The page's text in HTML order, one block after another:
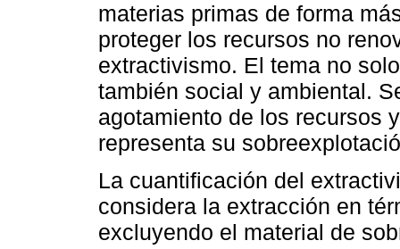
materias primas de forma
proteger los recursos no
extractivismo. El tema no
también social y ambiental.
agotamiento de los recursos
representa su
La cuantificación del
considera la extracción en
excluyendo el material de